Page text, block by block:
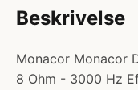
Beskrivelse
Monacor Monacor
8 Ohm - 3000 Hz